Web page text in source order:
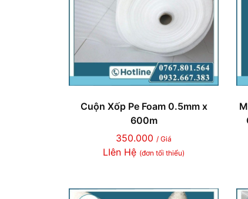
Cuộn Xốp Pe Foam 0.5mm x
600m
350.000 / Giá
LIên Hệ (đơn tối thiểu)